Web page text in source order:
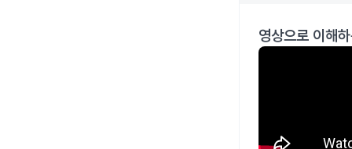
영상으로 이해